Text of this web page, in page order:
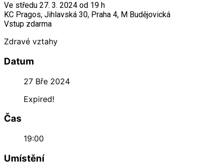
Ve středu 27. 3. 2024 od 19 h
KC Pragos, Jihlavská 30, Praha 4, M Budějovická
Vstup zdarma
Zdravé vztahy
Datum
27 Bře 2024
Expired!
Čas
19:00
Umístění